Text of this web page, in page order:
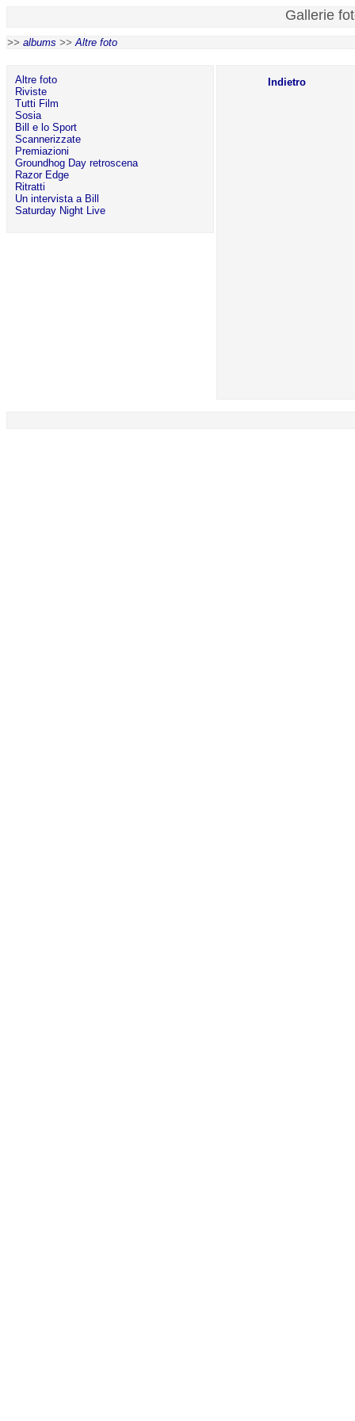
Gallerie
>> albums >>Altre foto
Altre foto
Riviste
Tutti Film
Sosia
Bill e lo Sport
Scannerizzate
Premiazioni
Groundhog Day retroscena
Razor Edge
Ritratti
Un intervista a Bill
Saturday Night Live
Indietro